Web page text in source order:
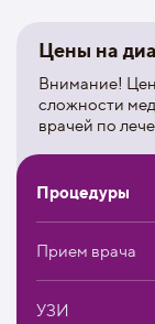
области лица
Цены на
Внимание!
сложности
врачей по
Процедуры
Прием врача
УЗИ